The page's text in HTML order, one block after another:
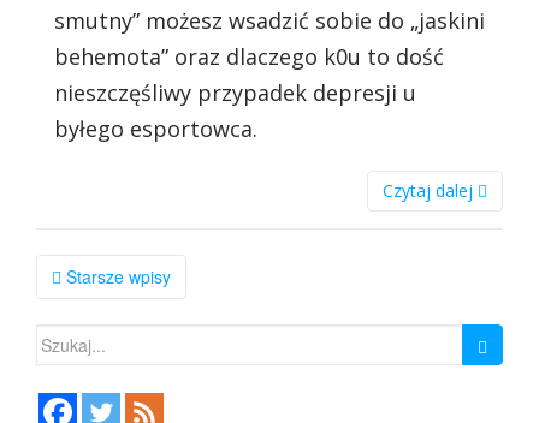
smutny” możesz wsadzić sobie do „jaskini
behemota” oraz dlaczego k0u to dość
nieszczęśliwy przypadek depresji u
byłego esportowca.
Czytaj dalej
Nawigacja
wpisach
Starsze wpisy
Szukaj: